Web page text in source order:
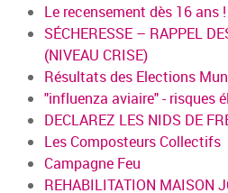
Le recensement dès 16 ans !
SÉCHERESSE – RAPPEL
(NIVEAU CRISE)
Résultats des Elections
"influenza aviaire" - risques
DECLAREZ LES NIDS DE
Les Composteurs Collectifs
Campagne Feu
REHABILITATION MAISON